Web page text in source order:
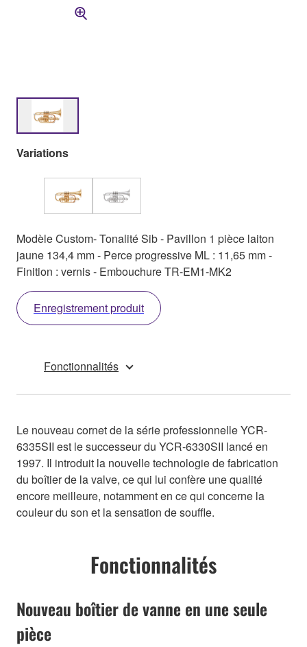
Variations
Modèle Custom- Tonalité Sib - Pavillon 1 pièce laiton
jaune 134,4 mm - Perce progressive ML : 11,65 mm -
Finition : vernis - Embouchure TR-EM1-MK2
Enregistrement produit
Fonctionnalités
Le nouveau cornet de la série professionnelle YCR-
6335SII est le successeur du YCR-6330SII lancé en
1997. Il introduit la nouvelle technologie de fabrication
du boîtier de la valve, ce qui lui confère une qualité
encore meilleure, notamment en ce qui concerne la
couleur du son et la sensation de souffle.
Fonctionnalités
Nouveau boîtier de vanne en une seule
pièce